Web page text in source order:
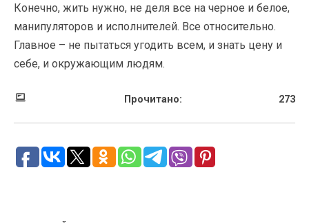
Конечно, жить нужно, не деля все на черное и белое,
манипуляторов и исполнителей. Все относительно.
Главное – не пытаться угодить всем, и знать цену и
себе, и окружающим людям.
Прочитано: 273